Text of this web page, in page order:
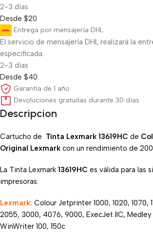
2-3 días
Desde $20
Entrega por mensajería DHL
El servicio de mensajería DHL realizará la
especificada.
2-3 días
Desde $40
Garantía de 1 año
Devoluciones gratuitas durante 30 días
Descripcion
Cartucho de Tinta Lexmark 13619HC de
Original Lexmark con un rendimiento de 200
La Tinta Lexmark 13619HC es válida para las
impresoras:
Lexmark: Colour Jetprinter 1000, 1020, 1070,
2055, 3000, 4076, 9000, ExecJet IIC,
WinWriter 100, 150c